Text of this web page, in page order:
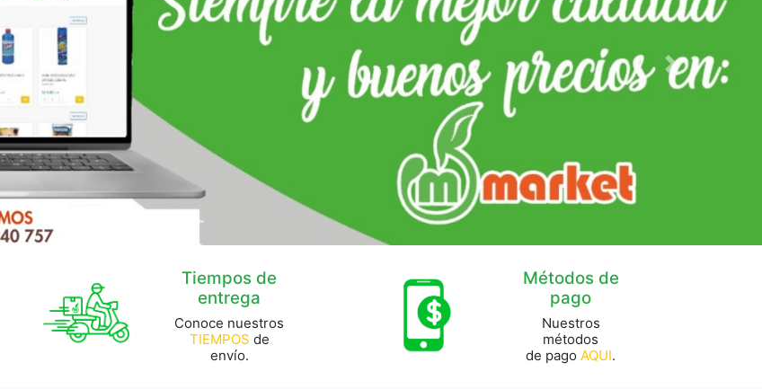
Next
Tiempos de
entrega
Conoce nuestros
TIEMPOS de
envío.
Métodos de
pago
Nuestros
métodos
de pagoAQUI.